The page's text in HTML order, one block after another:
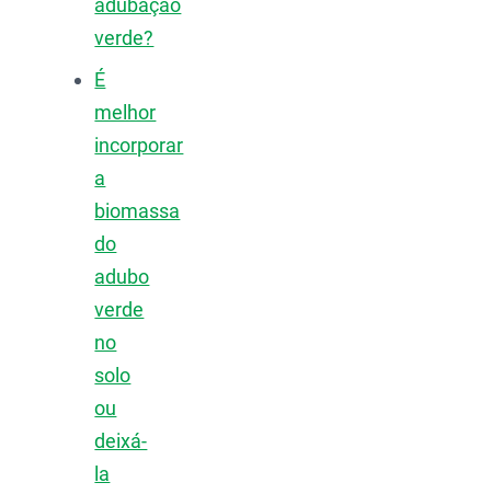
adubação
verde?
É
melhor
incorporar
a
biomassa
do
adubo
verde
no
solo
ou
deixá-
la